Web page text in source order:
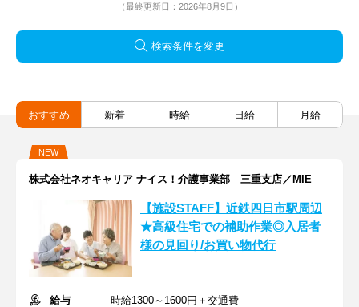
（最終更新日：2026年8月9日）
検索条件を変更
おすすめ 新着 時給 日給 月給
NEW
株式会社ネオキャリア ナイス！介護事業部 三重支店／MIE
【施設STAFF】近鉄四日市駅周辺
★高級住宅での補助作業◎入居者
様の見回り/お買い物代行
給与
時給1300～1600円＋交通費